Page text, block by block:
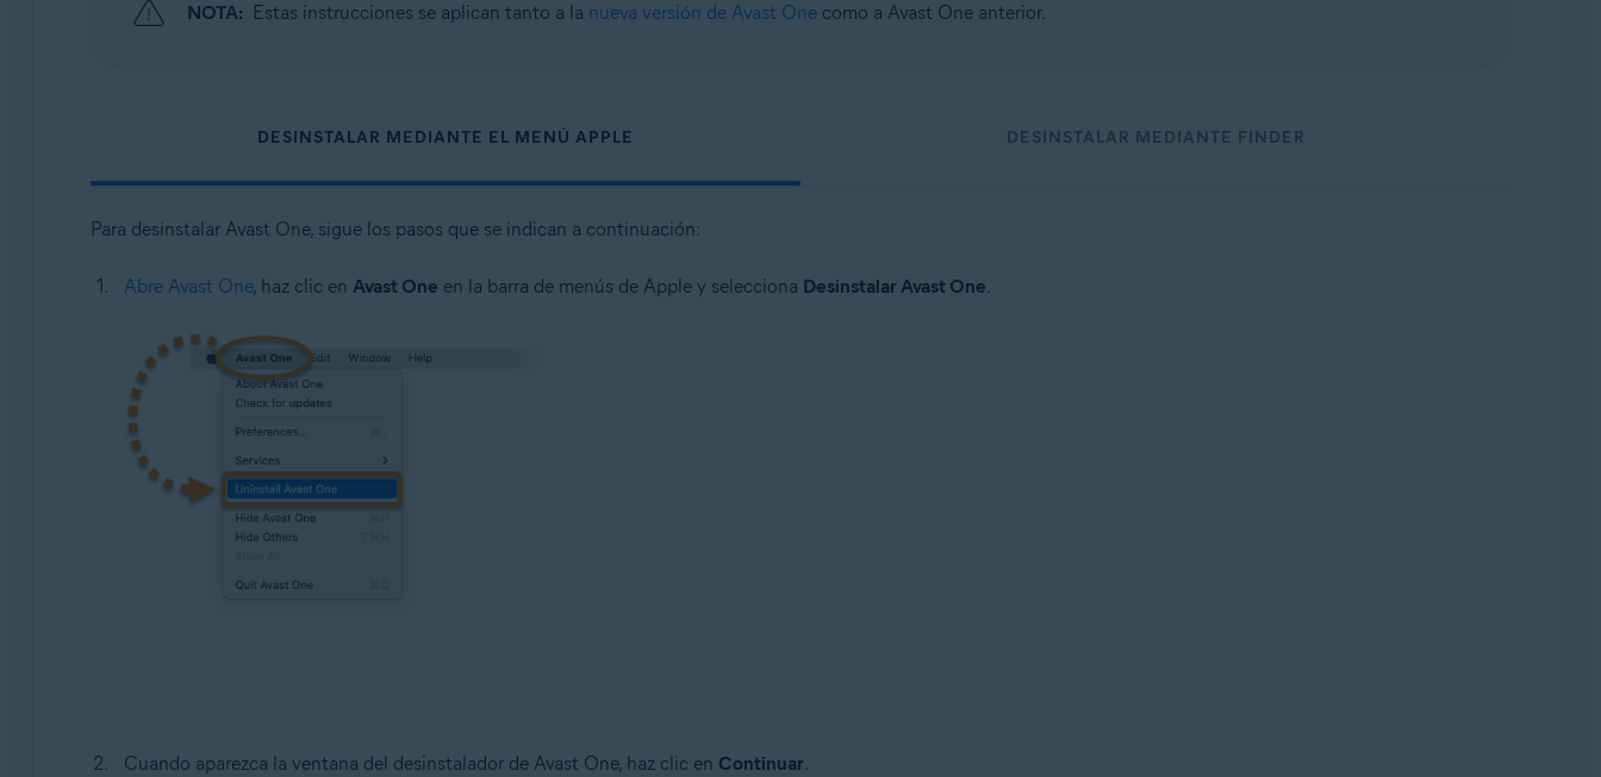
NOTA: Estas instrucciones se aplican tanto a la nueva versión de Avast Onecomo a Avast One anterior.
DESINSTALAR MEDIANTE EL MENÚ APPLE DESINSTALAR MEDIANTE FINDER
Para desinstalar Avast One, sigue los pasos que se indican a continuación:
Abre Avast One, haz clic en Avast One en la barra de menús de Apple y selecciona Desinstalar Avast One.
Cuando aparezca la ventana del desinstalador de Avast One, haz clic en Continuar.